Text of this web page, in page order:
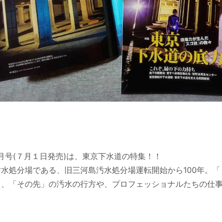
2026年8月号
2026年7月号
年7月号
(７月１日発売)は、東京下水道の特集！！
処分場である、旧三河島汚水処分場運転開始から100年。
「その先」の汚水の行方や、プロフェッショナルたちの仕